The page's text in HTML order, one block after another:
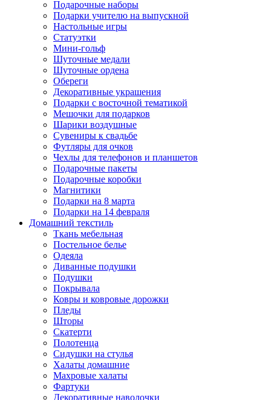
Подарочные наборы
Подарки учителю на выпускной
Настольные игры
Статуэтки
Мини-гольф
Шуточные медали
Шуточные ордена
Обереги
Декоративные украшения
Подарки с восточной тематикой
Мешочки для подарков
Шарики воздушные
Сувениры к свадьбе
Футляры для очков
Чехлы для телефонов и планшетов
Подарочные пакеты
Подарочные коробки
Магнитики
Подарки на 8 марта
Подарки на 14 февраля
Домашний текстиль
Ткань мебельная
Постельное белье
Одеяла
Диванные подушки
Подушки
Покрывала
Ковры и ковровые дорожки
Пледы
Шторы
Скатерти
Полотенца
Сидушки на стулья
Халаты домашние
Махровые халаты
Фартуки
Декоративные наволочки